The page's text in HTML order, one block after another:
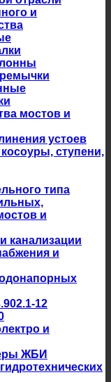
и
мостов и
устоев
ступени,
типа
и
канализации
и
12
и
ЖБИ